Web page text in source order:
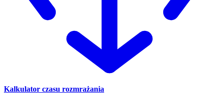
Kalkulator czasu rozmrażania